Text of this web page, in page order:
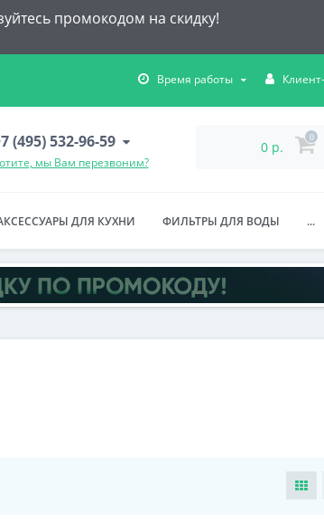
промокодом на скидку!
Время работы
(495) 532-96-59
мы Вам перезвоним?
0 р.
0
ДЛЯ КУХНИ ФИЛЬТРЫ ДЛЯ ВОДЫ ...